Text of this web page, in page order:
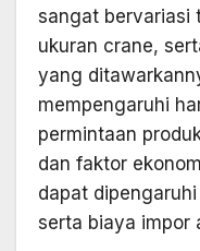
sangat bervariasi
ukuran crane,
yang
mempengaruhi
permintaan
dan faktor
dapat
serta biaya impor